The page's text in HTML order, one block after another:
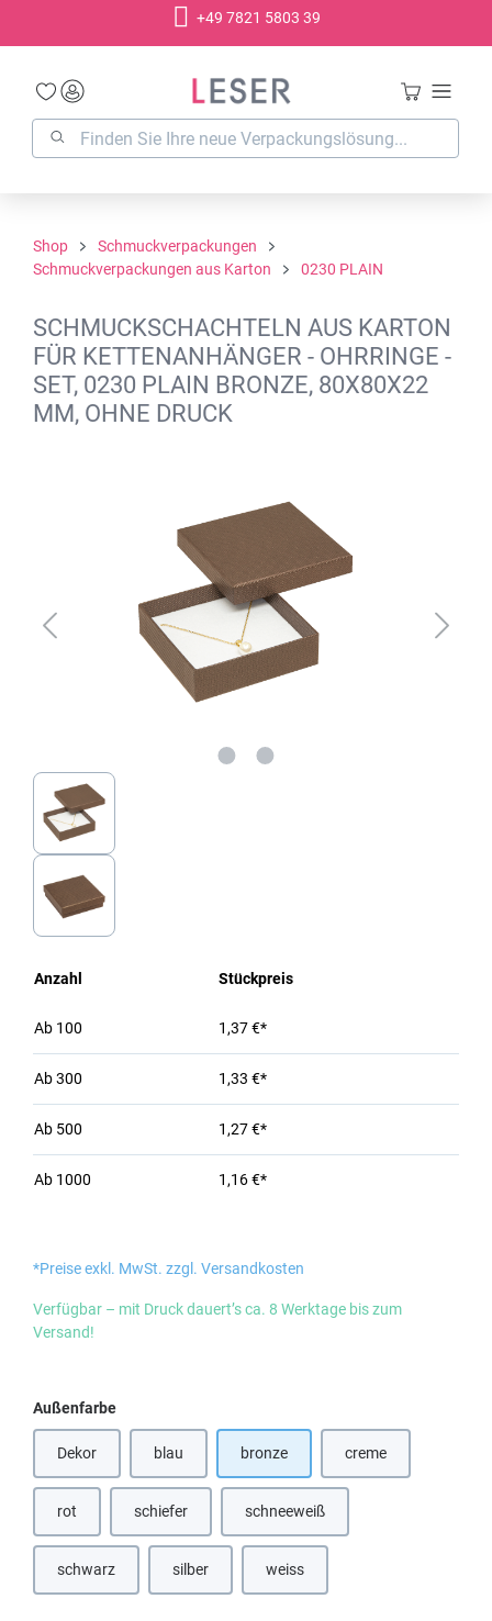
+49 7821 5803 39
Shop
Schmuckverpackungen
Schmuckverpackungen aus Karton
0230 PLAIN
SCHMUCKSCHACHTELN AUS KARTON
FÜR KETTENANHÄNGER - OHRRINGE -
SET, 0230 PLAIN BRONZE, 80X80X22
MM, OHNE DRUCK
Anzahl Stückpreis
Ab 100 1,37 €*
Ab300 1,33 €*
Ab 500 1,27 €*
Ab 1000 1,16 €*
*Preise exkl. MwSt. zzgl. Versandkosten
Verfügbar – mit Druck dauert’s ca. 8 Werktage bis zum
Versand!
Außenfarbeauswählen
Dekor(Diese Option ist zurzeit nicht verfügbar.)
blau bronze creme(Diese Option ist
rot(Diese Option ist zurzeit nicht verfügbar.)
schiefer(Diese Option ist zurzeit nicht verfügbar.)
schneeweiß(Diese Option ist zurzeit nicht
schwarz(Diese Option ist zurzeit nicht verfügbar.)
silber(Diese Option ist zurzeit nicht verfügbar.)
weiss(Diese Option ist zurzeit nicht